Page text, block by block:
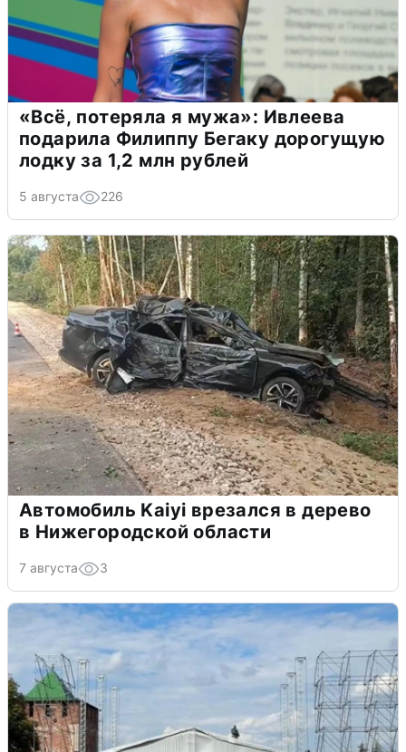
«Всё, потеряла я мужа»: Ивлеева
подарила Филиппу Бегаку дорогущую
лодку за 1,2 млн рублей
5 августа 226
Автомобиль Kaiyi врезался в дерево
в Нижегородской области
7 августа 3